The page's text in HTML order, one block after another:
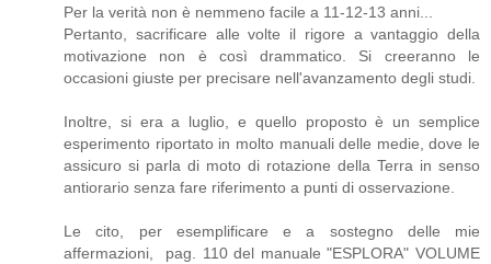
Per la verità non è nemmeno facile a 11-12-13 anni...
Pertanto, sacrificare alle volte il rigore a vantaggio della
motivazione non è così drammatico. Si creeranno le
occasioni giuste per precisare nell'avanzamento degli studi.
Inoltre, si era a luglio, e quello proposto è un semplice
esperimento riportato in molto manuali delle medie, dove le
assicuro si parla di moto di rotazione della Terra in senso
antiorario senza fare riferimento a punti di osservazione.
Le cito, per esemplificare e a sostegno delle mie
affermazioni, pag. 110 del manuale "ESPLORA" VOLUME